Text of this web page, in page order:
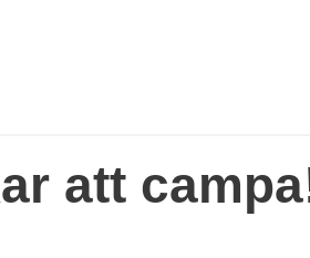
att